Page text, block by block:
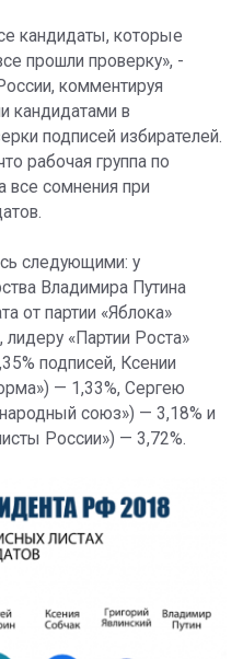
кандидаты, которые
прошли проверку», -
комментируя
кандидатами в
подписей избирателей.
рабочая группа по
все сомнения при
следующими: у
Владимира Путина
от партии «Яблока»
лидеру «Партии Роста»
подписей, Ксении
— 1,33%, Сергею
союз») — 3,18% и
России») — 3,72%.